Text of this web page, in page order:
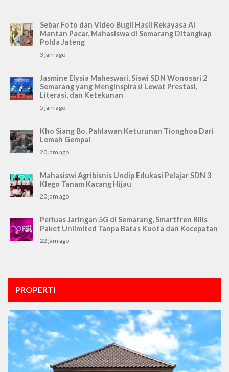
Sebar Foto dan Video Bugil Hasil Rekayasa AI
Mantan Pacar, Mahasiswa di Semarang Ditangkap
Polda Jateng
3 jam ago
Jasmine Elysia Maheswari, Siswi SDN Wonosari 2
Semarang yang Menginspirasi Lewat Prestasi,
Literasi, dan Ketekunan
5 jam ago
Kho Siang Bo, Pahlawan Keturunan Tionghoa Dari
Lemah Gempal
20 jam ago
Mahasiswi Agribisnis Undip Edukasi Pelajar SDN 3
Klego Tanam Kacang Hijau
20 jam ago
Perluas Jaringan 5G di Semarang, Smartfren Rilis
Paket Unlimited Tanpa Batas Kuota dan Kecepatan
22 jam ago
PROPERTI